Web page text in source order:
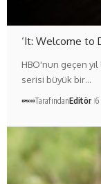
‘It: Welcome to
HBO'nun geçen
serisi büyük bir…
TarafındanEditör 6